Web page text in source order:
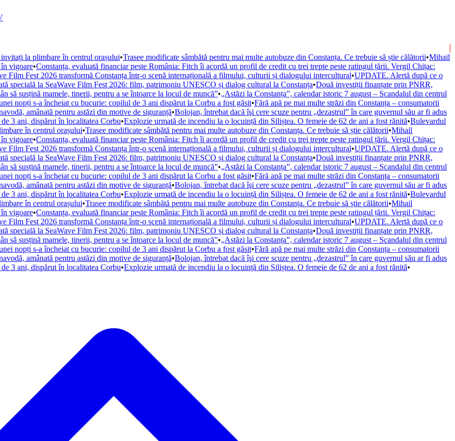
la plimbare în centrul orașului•Trasee modificate sâmbătă pentru mai multe autobuze din Constanța. Ce trebuie să știe călătorii•Mihail
vigoare•Constanța, evaluată financiar peste România: Fitch îi acordă un profil de credit cu trei trepte peste ratingul țării. Vergil Chițac:
Film Fest 2026 transformă Constanța într-o scenă internațională a filmului, culturii și dialogului intercultural•UPDATE. Alertă după ce o
specială la SeaWave Film Fest 2026: film, patrimoniu UNESCO și dialog cultural la Constanța•Două investiții finanțate prin PNRR,
să susțină mamele, tinerii, pentru a se întoarce la locul de muncă”•„Astăzi la Constanța”, calendar istoric 7 august – Scandalul din centrul
nopți s-a încheiat cu bucurie: copilul de 3 ani dispărut la Corbu a fost găsit•Fără apă pe mai multe străzi din Constanța – consumatorii
amânată pentru astăzi din motive de siguranță•Bolojan, întrebat dacă îşi cere scuze pentru „dezastrul” în care guvernul său ar fi adus
3 ani, dispărut în localitatea Corbu•Explozie urmată de incendiu la o locuință din Siliștea. O femeie de 62 de ani a fost rănită•Bulevardul
în centrul orașului•Trasee modificate sâmbătă pentru mai multe autobuze din Constanța. Ce trebuie să știe călătorii•Mihail
vigoare•Constanța, evaluată financiar peste România: Fitch îi acordă un profil de credit cu trei trepte peste ratingul țării. Vergil Chițac:
Film Fest 2026 transformă Constanța într-o scenă internațională a filmului, culturii și dialogului intercultural•UPDATE. Alertă după ce o
specială la SeaWave Film Fest 2026: film, patrimoniu UNESCO și dialog cultural la Constanța•Două investiții finanțate prin PNRR,
să susțină mamele, tinerii, pentru a se întoarce la locul de muncă”•„Astăzi la Constanța”, calendar istoric 7 august – Scandalul din centrul
nopți s-a încheiat cu bucurie: copilul de 3 ani dispărut la Corbu a fost găsit•Fără apă pe mai multe străzi din Constanța – consumatorii
amânată pentru astăzi din motive de siguranță•Bolojan, întrebat dacă îşi cere scuze pentru „dezastrul” în care guvernul său ar fi adus
3 ani, dispărut în localitatea Corbu•Explozie urmată de incendiu la o locuință din Siliștea. O femeie de 62 de ani a fost rănită•Bulevardul
în centrul orașului•Trasee modificate sâmbătă pentru mai multe autobuze din Constanța. Ce trebuie să știe călătorii•Mihail
vigoare•Constanța, evaluată financiar peste România: Fitch îi acordă un profil de credit cu trei trepte peste ratingul țării. Vergil Chițac:
Film Fest 2026 transformă Constanța într-o scenă internațională a filmului, culturii și dialogului intercultural•UPDATE. Alertă după ce o
specială la SeaWave Film Fest 2026: film, patrimoniu UNESCO și dialog cultural la Constanța•Două investiții finanțate prin PNRR,
să susțină mamele, tinerii, pentru a se întoarce la locul de muncă”•„Astăzi la Constanța”, calendar istoric 7 august – Scandalul din centrul
nopți s-a încheiat cu bucurie: copilul de 3 ani dispărut la Corbu a fost găsit•Fără apă pe mai multe străzi din Constanța – consumatorii
amânată pentru astăzi din motive de siguranță•Bolojan, întrebat dacă îşi cere scuze pentru „dezastrul” în care guvernul său ar fi adus
3 ani, dispărut în localitatea Corbu•Explozie urmată de incendiu la o locuință din Siliștea. O femeie de 62 de ani a fost rănită•